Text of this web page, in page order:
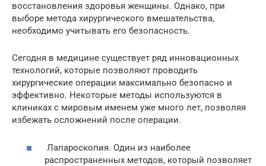
восстановления здоровья женщины. Однако, при
выборе метода хирургического вмешательства,
необходимо учитывать его безопасность.
Сегодня в медицине существует ряд инновационных
технологий, которые позволяют проводить
хирургические операции максимально безопасно и
эффективно. Некоторые методы используются в
клиниках с мировым именем уже много лет, позволяя
избежать осложнений после операции.
Лапароскопия. Один из наиболее
распространенных методов, который позволяет